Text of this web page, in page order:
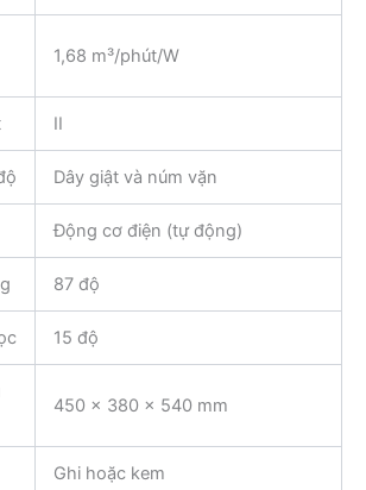
1,68 m³/phút/W
II
Dây giật và núm vặn
Động cơ điện (tự động)
87 độ
15 độ
450 x 380 x 540 mm
Ghi hoặc kem